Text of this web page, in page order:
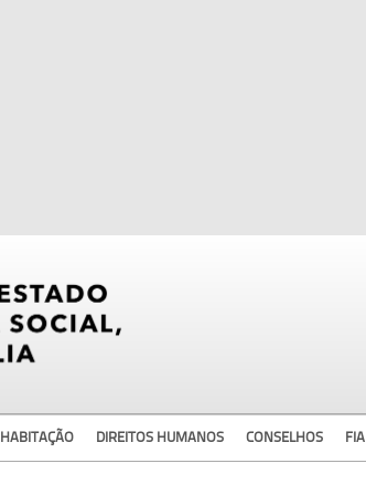
HABITAÇÃO DIREITOS HUMANOS CONSELHOS FIA